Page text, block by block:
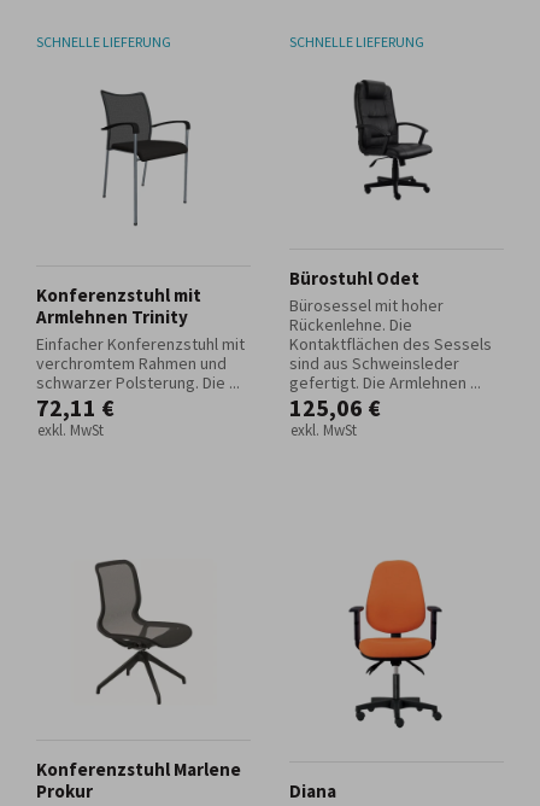
SCHNELLE LIEFERUNG
Konferenzstuhl mit
Armlehnen Trinity
Einfacher Konferenzstuhl mit
verchromtem Rahmen und
schwarzer Polsterung. Die ...
72,11 €
exkl. MwSt
SCHNELLE LIEFERUNG
Bürostuhl Odet
Bürosessel mit hoher
Rückenlehne. Die
Kontaktflächen des Sessels
sind aus Schweinsleder
gefertigt. Die Armlehnen ...
125,06 €
exkl. MwSt
Konferenzstuhl Marlene
Prokur
Diana